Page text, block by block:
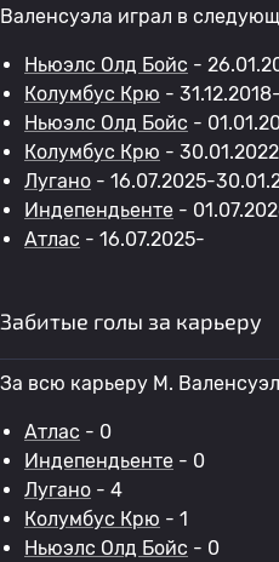
Валенсуэла играл в
Ньюэлс Олд Бойс -
Колумбус Крю -
Ньюэлс Олд Бойс -
Колумбус Крю -
Лугано - 16.07.2025-
Индепендьенте -
Атлас - 16.07.2025-
Забитые голы за карьеру
За всю карьеру М.
Атлас - 0
Индепендьенте - 0
Лугано - 4
Колумбус Крю - 1
Ньюэлс Олд Бойс - 0